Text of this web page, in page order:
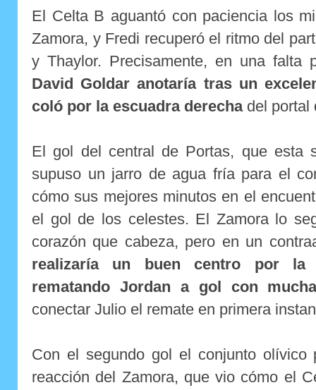
El Celta B aguantó con paciencia los
Zamora, y Fredi recuperó el ritmo del
y Thaylor. Precisamente, en una falta
David Goldar anotaría tras un
coló por la escuadra derechadel portal
El gol del central de Portas, que esta
supuso un jarro de agua fría para el
cómo sus mejores minutos en el
el gol de los celestes. El Zamora lo
corazón que cabeza, pero en un
realizaría un buen centro por la
rematando Jordan a gol con
conectar Julio el remate en primera
Con el segundo gol el conjunto
reacción del Zamora, que vio cómo el